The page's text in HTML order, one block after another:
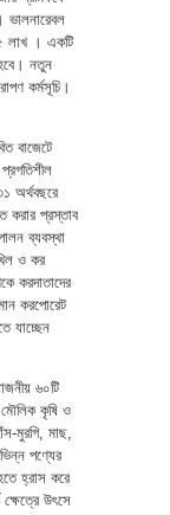
ভালনারেবল
লাখ । একটি
নতুন
কর্মসূচি।
বাজেটে
অর্থবছরে
করার প্রস্তাব
ব্যবস্থা
ও কর
করদাতাদের
করপোরেট
যাচ্ছেন
৬০টি
কৃষি ও
মুরগি, মাছ,
পণ্যের
হ্রাস করে
উৎসে